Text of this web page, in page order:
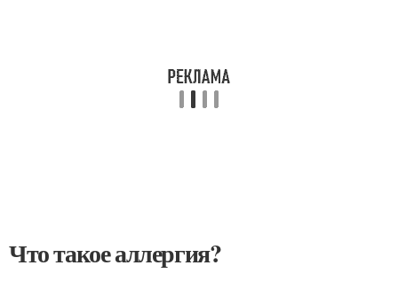
Что такое аллергия?